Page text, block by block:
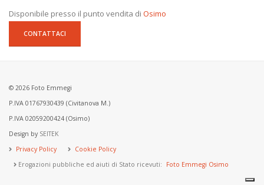
Disponibile presso il punto vendita di Osimo
CONTATTACI
© 2026 Foto Emmegi
P.IVA 01767930439 (Civitanova M.)
P.IVA 02059200424 (Osimo)
Design by SEITEK
Privacy Policy
Cookie Policy
Erogazioni pubbliche ed aiuti di Stato ricevuti:
Foto Emmegi Osimo